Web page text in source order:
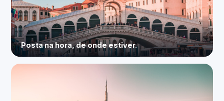
Posta na hora, de onde estiver.